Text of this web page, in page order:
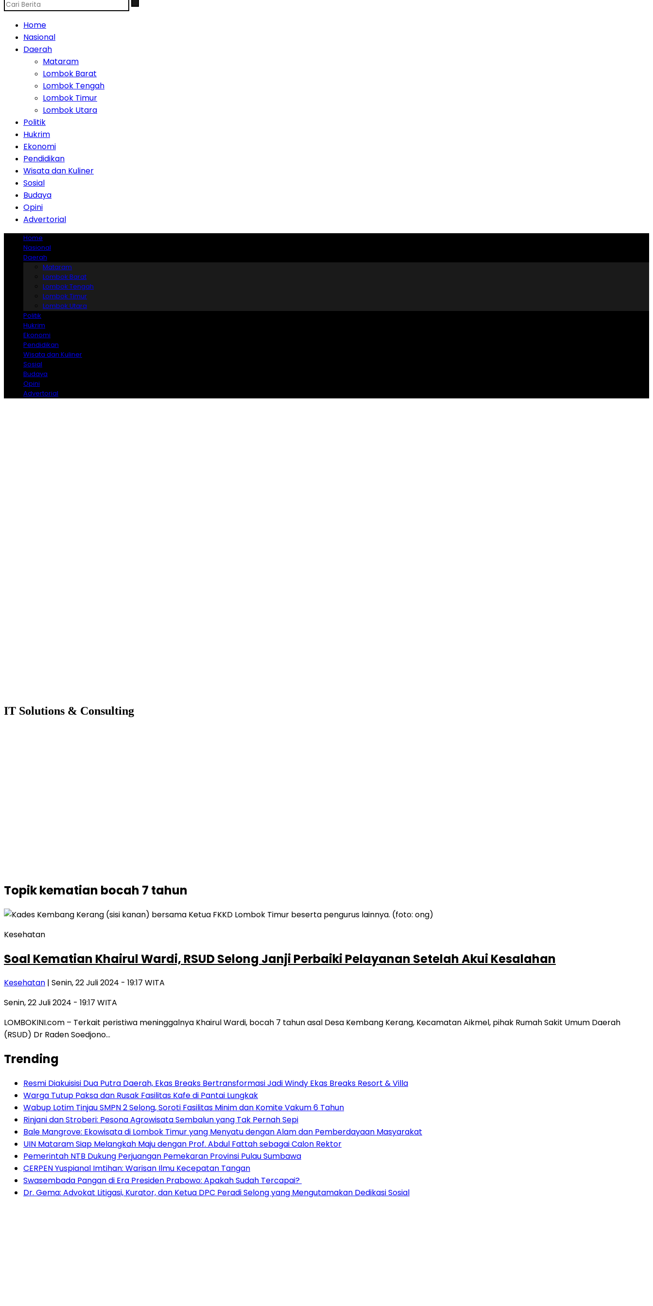
Home
Nasional
Daerah
Mataram
Lombok Barat
Lombok Tengah
Lombok Timur
Lombok Utara
Politik
Hukrim
Ekonomi
Pendidikan
Wisata dan Kuliner
Sosial
Budaya
Opini
Advertorial
Home
Nasional
Daerah
Mataram
Lombok Barat
Lombok Tengah
Lombok Timur
Lombok Utara
Politik
Hukrim
Ekonomi
Pendidikan
Wisata dan Kuliner
Sosial
Budaya
Opini
Advertorial
IT Solutions & Consulting
Topikkematian bocah 7 tahun
Kesehatan
Soal Kematian Khairul Wardi, RSUD Selong Janji Perbaiki Pelayanan Setelah Akui Kesalahan
Kesehatan | Senin, 22 Juli 2024 - 19:17 WITA
Senin, 22 Juli 2024 - 19:17 WITA
LOMBOKINI.com – Terkait peristiwa meninggalnya Khairul Wardi, bocah 7 tahun asal Desa Kembang Kerang, Kecamatan Aikmel, pihak Rumah Sakit Umum Daerah
(RSUD) Dr Raden Soedjono…
Trending
Resmi Diakuisisi Dua Putra Daerah, Ekas Breaks Bertransformasi Jadi Windy Ekas Breaks Resort & Villa
Warga Tutup Paksa dan Rusak Fasilitas Kafe di Pantai Lungkak
Wabup Lotim Tinjau SMPN 2 Selong, Soroti Fasilitas Minim dan Komite Vakum 6 Tahun
Rinjani dan Stroberi: Pesona Agrowisata Sembalun yang Tak Pernah Sepi
Bale Mangrove: Ekowisata di Lombok Timur yang Menyatu dengan Alam dan Pemberdayaan Masyarakat
UIN Mataram Siap Melangkah Maju dengan Prof. Abdul Fattah sebagai Calon Rektor
Pemerintah NTB Dukung Perjuangan Pemekaran Provinsi Pulau Sumbawa
CERPEN Yuspianal Imtihan: Warisan Ilmu Kecepatan Tangan
Swasembada Pangan di Era Presiden Prabowo: Apakah Sudah Tercapai?
Dr. Gema: Advokat Litigasi, Kurator, dan Ketua DPC Peradi Selong yang Mengutamakan Dedikasi Sosial